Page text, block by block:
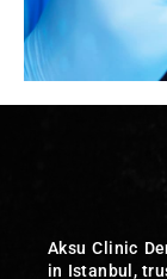
Aksu Clinic
in Istanbul,